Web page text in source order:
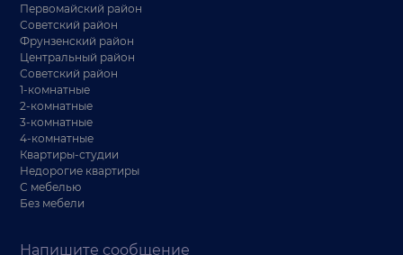
Напишите сообщение
Первомайский район
Советский район
Фрунзенский район
Центральный район
Советский район
1-комнатные
2-комнатные
3-комнатные
4-комнатные
Квартиры-студии
Недорогие квартиры
С мебелью
Без мебели